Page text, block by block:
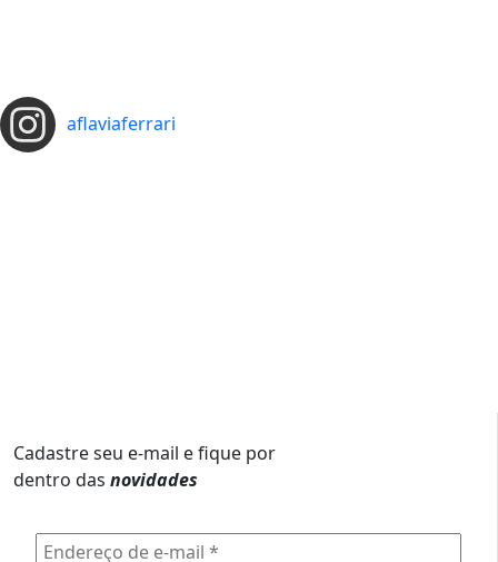
aflaviaferrari
Cadastre seu e-mail e fique por
dentro das novidades